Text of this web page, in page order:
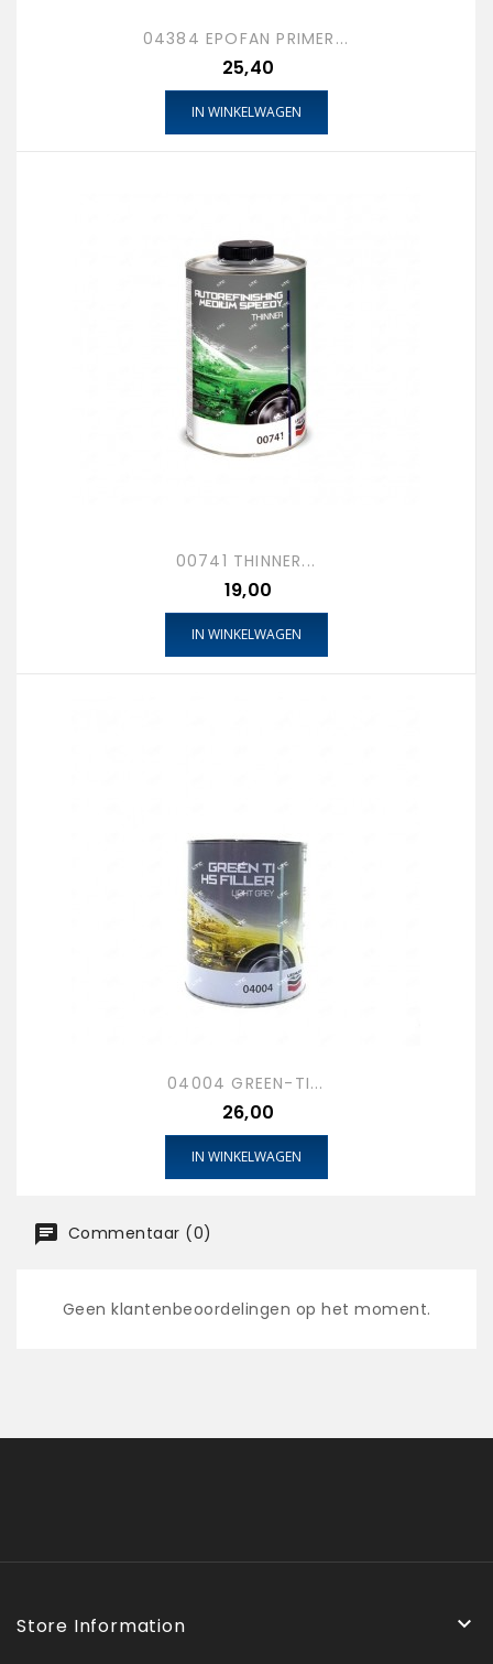
04384 EPOFAN PRIMER...
Prijs
25,40
IN WINKELWAGEN
00741 THINNER...
Prijs
19,00
IN WINKELWAGEN
04004 GREEN-TI...
Prijs
26,00
IN WINKELWAGEN
Commentaar (0)
Geen klantenbeoordelingen op het moment.
Store Information 